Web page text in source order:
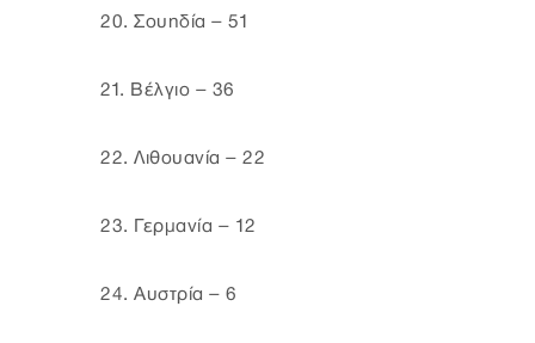
20. Σουηδία – 51
21. Βέλγιο – 36
22. Λιθουανία – 22
23. Γερμανία – 12
24. Αυστρία – 6